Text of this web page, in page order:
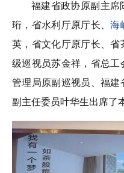
福建省政协原副主席
珩，省水利厅原厅长、海
英，省文化厅原厅长、省
级巡视员苏金祥，省总工
管理局原副巡视员、福建
副主任委员叶华生出席了